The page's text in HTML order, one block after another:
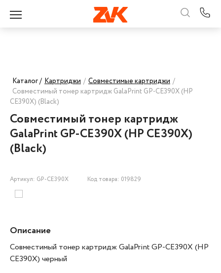
Каталог / Картриджи / Совместимые картриджи /
Совместимый тонер картридж GalaPrint GP-CE390X (HP
CE390X) (Black)
Совместимый тонер картридж
GalaPrint GP-CE390X (HP CE390X)
(Black)
Артикул: GP-CE390X Код товара: 019829
Описание
Совместимый тонер картридж GalaPrint GP-CE390X (HP
CE390X) черный